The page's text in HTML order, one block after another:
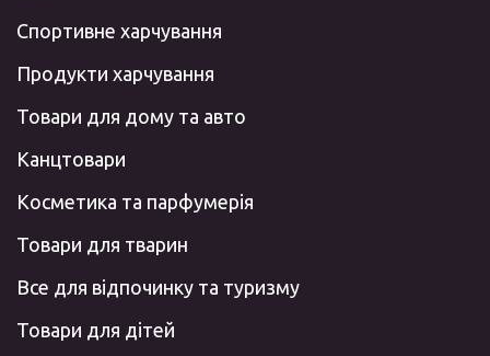
Спортивне харчування
Продукти харчування
Товари для дому та авто
Канцтовари
Косметика та парфумерія
Товари для тварин
Все для відпочинку та туризму
Товари для дітей